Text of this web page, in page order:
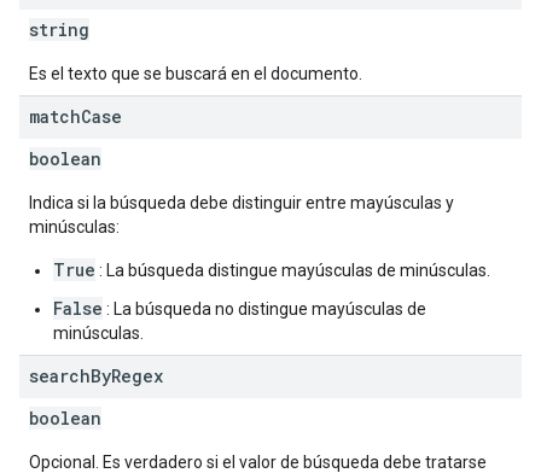
string
Es el texto que se buscará en el documento.
matchCase
boolean
Indica si la búsqueda debe distinguir entre mayúsculas y
minúsculas:
True : La búsqueda distingue mayúsculas de minúsculas.
False : La búsqueda no distingue mayúsculas de
minúsculas.
searchByRegex
boolean
Opcional. Es verdadero si el valor de búsqueda debe tratarse